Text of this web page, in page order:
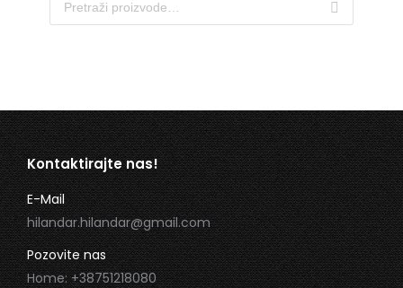
Kontaktirajte nas!
E-Mail
hilandar.hilandar@gmail.com
Pozovite nas
Home: +38751218080